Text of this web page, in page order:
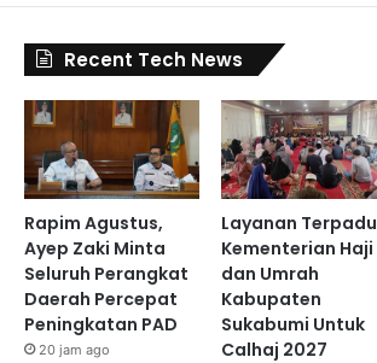
Recent Tech News
Rapim Agustus,
Ayep Zaki Minta
Seluruh Perangkat
Daerah Percepat
Peningkatan PAD
20 jam ago
Layanan Terpadu
Kementerian Haji
dan Umrah
Kabupaten
Sukabumi Untuk
Calhaj 2027